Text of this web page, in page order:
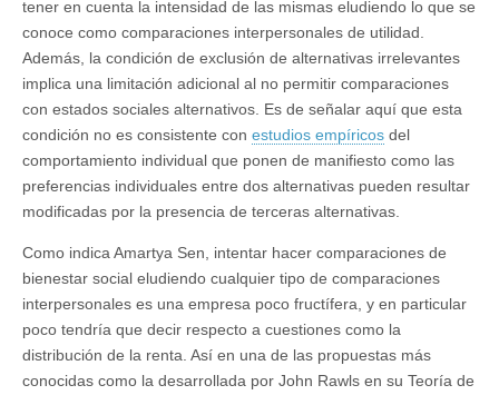
tener en cuenta la intensidad de las mismas eludiendo lo que se
conoce como comparaciones interpersonales de utilidad.
Además, la condición de exclusión de alternativas irrelevantes
implica una limitación adicional al no permitir comparaciones
con estados sociales alternativos. Es de señalar aquí que esta
condición no es consistente con estudios empíricos del
comportamiento individual que ponen de manifiesto como las
preferencias individuales entre dos alternativas pueden resultar
modificadas por la presencia de terceras alternativas.
Como indica Amartya Sen, intentar hacer comparaciones de
bienestar social eludiendo cualquier tipo de comparaciones
interpersonales es una empresa poco fructífera, y en particular
poco tendría que decir respecto a cuestiones como la
distribución de la renta. Así en una de las propuestas más
conocidas como la desarrollada por John Rawls en su Teoría de